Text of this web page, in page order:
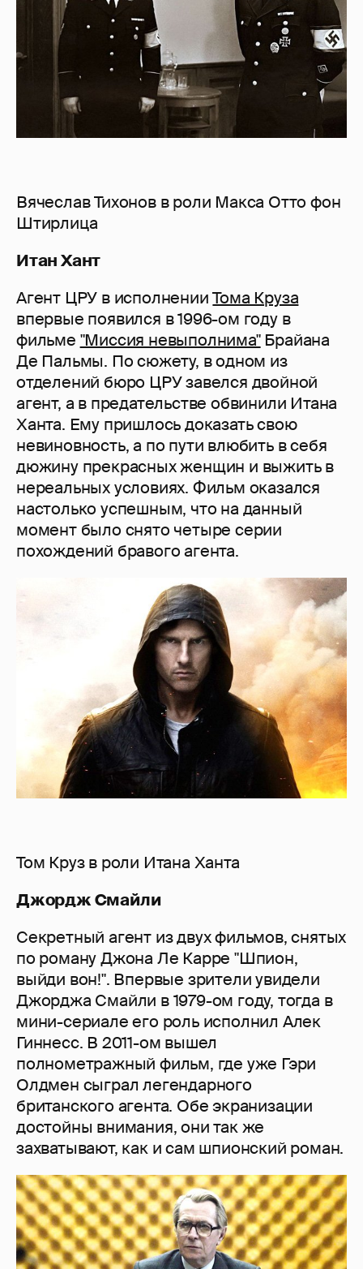
Вячеслав Тихонов в роли Макса Отто фон
Штирлица
Итан Хант
Агент ЦРУ в исполненииТома Круза
впервые появился в 1996-ом году в
фильме "Миссия невыполнима"Брайана
Де Пальмы. По сюжету, в одном из
отделений бюро ЦРУ завелся двойной
агент, а в предательстве обвинили Итана
Ханта. Ему пришлось доказать свою
невиновность, а по пути влюбить в себя
дюжину прекрасных женщин и выжить в
нереальных условиях. Фильм оказался
настолько успешным, что на данный
момент было снято четыре серии
похождений бравого агента.
Том Круз в роли Итана Ханта
Джордж Смайли
Секретный агент из двух фильмов, снятых
по роману Джона Ле Карре "Шпион,
выйди вон!". Впервые зрители увидели
Джорджа Смайли в 1979-ом году, тогда в
мини-сериале его роль исполнил Алек
Гиннесс. В 2011-ом вышел
полнометражный фильм, где уже Гэри
Олдмен сыграл легендарного
британского агента. Обе экранизации
достойны внимания, они так же
захватывают, как и сам шпионский роман.